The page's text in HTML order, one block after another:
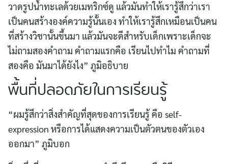
วาดรูปน้ำทะเลด้วยเมทริกซ์ดู แล้วมันทำให้เรารู้สึกว่าเรา
เป็นคนสร้างองค์ความรู้นั้นเอง ทำให้เรารู้สึกเหมือนเป็นคน
ที่สร้างวิชานั้นขึ้นมา แล้วมันจะดีสำหรับเด็กเพราะเด็กจะ
ไม่ถามสองคำถาม คำถามแรกคือ เรียนไปทำไม คำถามที่
สองคือ มันมาได้ยังไง” ภูมิอธิบาย
พื้นที่ปลอดภัยในการเรียนรู้
“ผมรู้สึกว่าสิ่งสำคัญที่สุดของการเรียนรู้ คือ self-
expression หรือการได้แสดงความเป็นตัวตนของตัวเอง
ออกมา” ภูมิบอก